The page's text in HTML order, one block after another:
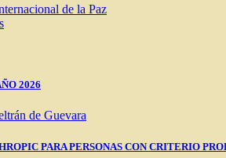
de la Paz
2026
de Guevara
PARA PERSONAS CON CRITERIO